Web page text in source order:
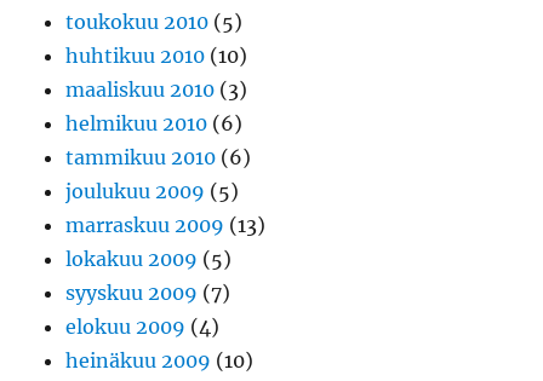
toukokuu 2010 (5)
huhtikuu 2010 (10)
maaliskuu 2010 (3)
helmikuu 2010 (6)
tammikuu 2010 (6)
joulukuu 2009 (5)
marraskuu 2009 (13)
lokakuu 2009 (5)
syyskuu 2009 (7)
elokuu 2009 (4)
heinäkuu 2009 (10)